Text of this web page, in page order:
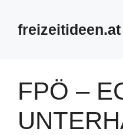
Inhalt
springenfreizeitideen.at
FPÖ –